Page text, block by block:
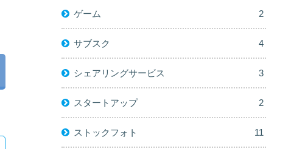
ゲーム 2
サブスク 4
シェアリングサービス 3
スタートアップ 2
ストックフォト 11